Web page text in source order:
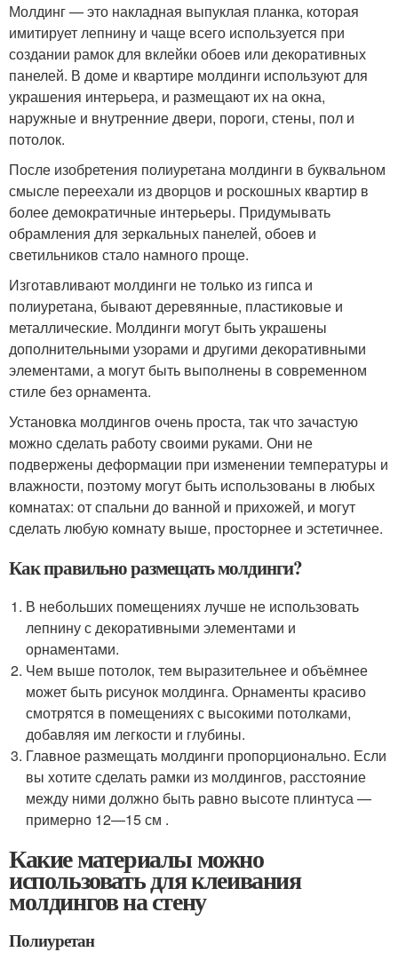
Молдинг — это накладная выпуклая планка, которая
имитирует лепнину и чаще всего используется при
создании рамок для вклейки обоев или декоративных
панелей. В доме и квартире молдинги используют для
украшения интерьера, и размещают их на окна,
наружные и внутренние двери, пороги, стены, пол и
потолок.
После изобретения полиуретана молдинги в буквальном
смысле переехали из дворцов и роскошных квартир в
более демократичные интерьеры. Придумывать
обрамления для зеркальных панелей, обоев и
светильников стало намного проще.
Изготавливают молдинги не только из гипса и
полиуретана, бывают деревянные, пластиковые и
металлические. Молдинги могут быть украшены
дополнительными узорами и другими декоративными
элементами, а могут быть выполнены в современном
стиле без орнамента.
Установка молдингов очень проста, так что зачастую
можно сделать работу своими руками. Они не
подвержены деформации при изменении температуры и
влажности, поэтому могут быть использованы в любых
комнатах: от спальни до ванной и прихожей, и могут
сделать любую комнату выше, просторнее и эстетичнее.
Как правильно размещать молдинги?
В небольших помещениях лучше не использовать
лепнину с декоративными элементами и
орнаментами.
Чем выше потолок, тем выразительнее и объёмнее
может быть рисунок молдинга. Орнаменты красиво
смотрятся в помещениях с высокими потолками,
добавляя им легкости и глубины.
Главное размещать молдинги пропорционально. Если
вы хотите сделать рамки из молдингов, расстояние
между ними должно быть равно высоте плинтуса —
примерно 12—15 см .
Какие материалы можно
использовать для клеивания
молдингов на стену
Полиуретан